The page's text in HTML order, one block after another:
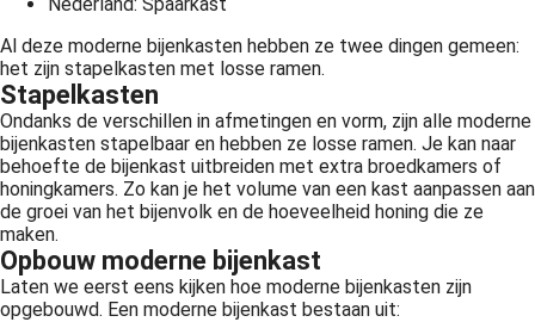
Al deze moderne bijenkasten hebben ze twee dingen gemeen:
het zijn stapelkasten met losse ramen.
Stapelkasten
Ondanks de verschillen in afmetingen en vorm, zijn alle moderne
bijenkasten stapelbaar en hebben ze losse ramen. Je kan naar
behoefte de bijenkast uitbreiden met extra broedkamers of
honingkamers. Zo kan je het volume van een kast aanpassen aan
de groei van het bijenvolk en de hoeveelheid honing die ze
maken.
Opbouw moderne bijenkast
Laten we eerst eens kijken hoe moderne bijenkasten zijn
opgebouwd. Een moderne bijenkast bestaan uit: